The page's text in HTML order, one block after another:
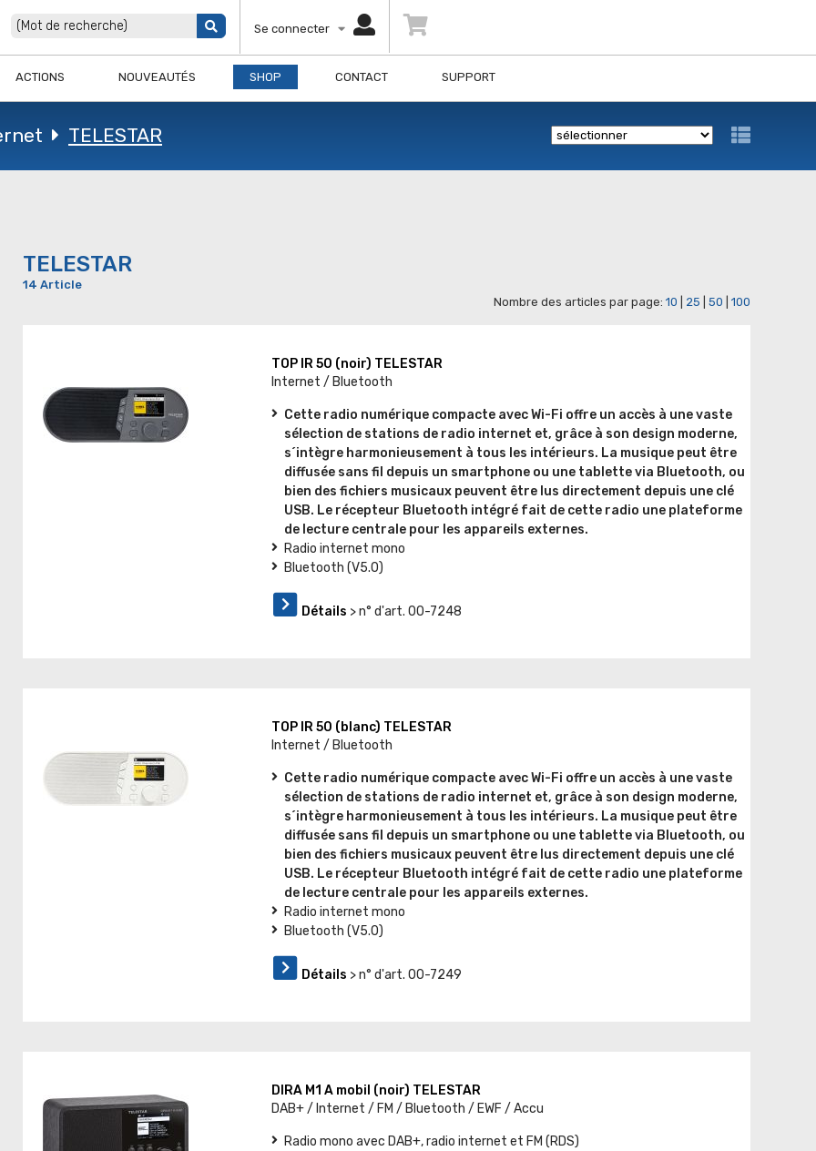
Se connecter
ACTIONS NOUVEAUTÉS SHOP CONTACT SUPPORT
TELESTAR
TELESTAR
14 Article
Nombre des articles par page: 10 25 50 100
TOP IR 50 (noir) TELESTAR
Internet / Bluetooth
Cette radio numérique compacte avec Wi-Fi offre un accès à une vaste
sélection de stations de radio internet et, grâce à son design moderne,
s´intègre harmonieusement à tous les intérieurs. La musique peut être
diffusée sans fil depuis un smartphone ou une tablette via Bluetooth, ou
bien des fichiers musicaux peuvent être lus directement depuis une clé
USB. Le récepteur Bluetooth intégré fait de cette radio une plateforme
de lecture centrale pour les appareils externes.
Radio internet mono
Bluetooth (V5.0)
Détails > n° d'art. 00-7248
TOP IR 50 (blanc) TELESTAR
Internet / Bluetooth
Cette radio numérique compacte avec Wi-Fi offre un accès à une vaste
sélection de stations de radio internet et, grâce à son design moderne,
s´intègre harmonieusement à tous les intérieurs. La musique peut être
diffusée sans fil depuis un smartphone ou une tablette via Bluetooth, ou
bien des fichiers musicaux peuvent être lus directement depuis une clé
USB. Le récepteur Bluetooth intégré fait de cette radio une plateforme
de lecture centrale pour les appareils externes.
Radio internet mono
Bluetooth (V5.0)
Détails > n° d'art. 00-7249
DIRA M1 A mobil (noir) TELESTAR
DAB+ / Internet / FM / Bluetooth / EWF / Accu
Radio mono avec DAB+, radio internet et FM (RDS)